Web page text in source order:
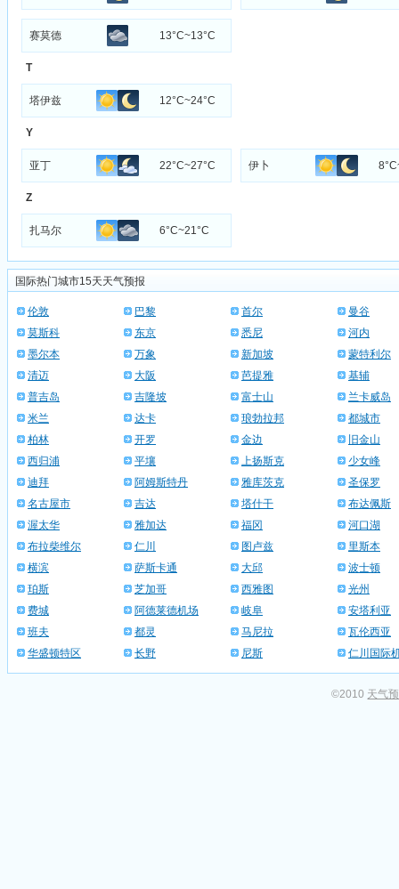
赛莫德 13°C~13°C
T
塔伊兹 12°C~24°C
Y
亚丁 22°C~27°C 伊卜
Z
扎马尔 6°C~21°C
国际热门城市15天天气预报
伦敦 巴黎 首尔
曼谷
莫斯科
东京 悉尼
河内
墨尔本
万象 新加坡
蒙特利尔
清迈
大阪 芭提雅
基辅
普吉岛
吉隆坡 富士山
兰卡威岛
米兰
达卡 琅勃拉邦
都城市
柏林
开罗 金边
旧金山
西归浦
平壤 上扬斯克
少女峰
迪拜
阿姆斯特丹 雅库茨克
圣保罗
名古屋市
吉达 塔什干
布达佩斯
渥太华
雅加达 福冈
河口湖
布拉柴维尔
仁川 图卢兹
里斯本
横滨
萨斯卡通 大邱
波士顿
珀斯
芝加哥 西雅图
光州
费城
阿德莱德机场 岐阜
安塔利亚
班夫
都灵 马尼拉
瓦伦西亚
华盛顿特区
长野 尼斯 仁川国际
©2010 天气